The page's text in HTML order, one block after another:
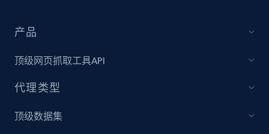
产品
顶级网页抓取工具API
代理类型
顶级数据集